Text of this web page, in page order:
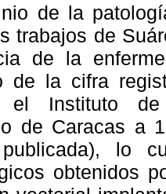
de la
trabajos de
de la
de la cifra
el Instituto de
de Caracas a
lo
obtenidos